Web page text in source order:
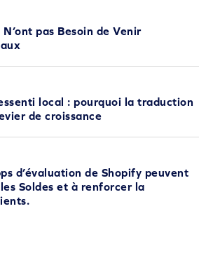
pas Besoin de Venir
local : pourquoi la traduction
de croissance
d’évaluation de Shopify peuvent
Soldes et à renforcer la